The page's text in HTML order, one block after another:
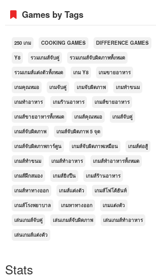
Games by Tags
250 เกม COOKING GAMES DIFFERENCE GAMES
Y8 รวมเกมส์จับคู่ รวมเกมส์จับผิดภาพทั้งหมด
รวมเกมส์แต่งตัวทั้งหมด เกม Y8 เกมขายอาหาร
เกมคุณหมอ เกมจับคู่ เกมจับผิดภาพ เกมทำขนม
เกมทำอาหาร เกมร้านอาหาร เกมส์ขายอาหาร
เกมส์ขายอาหารทั้งหมด เกมส์คุณหมอ เกมส์จับคู่
เกมส์จับผิดภาพ เกมส์จับผิดภาพ 5 จุด
เกมส์จับผิดภาพการ์ตูน เกมส์จับผิดภาพเหมือน เกมส์ต่อสู้
เกมส์ทำขนม เกมส์ทำอาหาร เกมส์ทำอาหารทั้งหมด
เกมส์ฝึกสมอง เกมส์ยิงปืน เกมส์ร้านอาหาร
เกมส์หาทางออก เกมส์แต่งตัว เกมส์โฟโต้ฮันท์
เกมส์โรงพยาบาล เกมหาทางออก เกมแต่งตัว
เล่นเกมส์จับคู่ เล่นเกมส์จับผิดภาพ เล่นเกมส์ทำอาหาร
เล่นเกมส์แต่งตัว
Stats